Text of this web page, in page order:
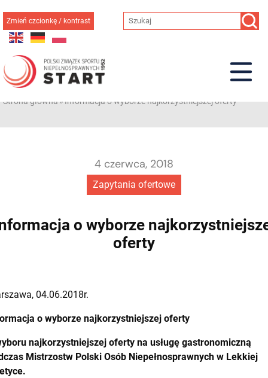
do
treści
Zmień czcionkę / kontrast
Strona główna»Informacja o wyborze najkorzystniejszej oferty
Zapytania ofertowe
4 czerwca, 2018
o wyborze
oferty
04.06.2018r.
o wyborze najkorzystniejszej oferty
najkorzystniejszej oferty na usługę gastronomiczną
Mistrzostw Polski Osób Niepełnosprawnych w Lekkiej